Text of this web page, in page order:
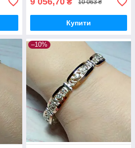
₴ 10 063 ₴
Купити
–10%